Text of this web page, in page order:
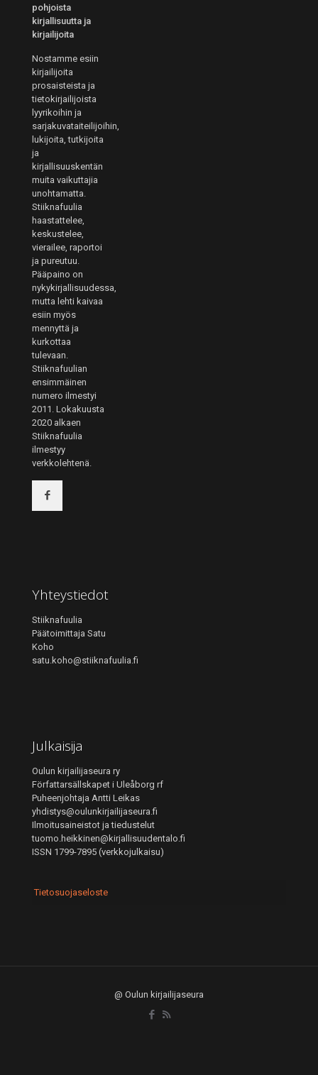
pohjoista
kirjallisuutta ja
kirjailijoita
Nostamme esiin
kirjailijoita
prosaisteista ja
tietokirjailijoista
lyyrikoihin ja
sarjakuvataiteilijoihin,
lukijoita, tutkijoita
ja
kirjallisuuskentän
muita vaikuttajia
unohtamatta.
Stiiknafuulia
haastattelee,
keskustelee,
vierailee, raportoi
ja pureutuu.
Pääpaino on
nykykirjallisuudessa,
mutta lehti kaivaa
esiin myös
mennyttä ja
kurkottaa
tulevaan.
Stiiknafuulian
ensimmäinen
numero ilmestyi
2011. Lokakuusta
2020 alkaen
Stiiknafuulia
ilmestyy
verkkolehtenä.
Yhteystiedot
Stiiknafuulia
Päätoimittaja Satu
Koho
satu.koho@stiiknafuulia.fi
Julkaisija
Oulun kirjailijaseura ry
Författarsällskapet i Uleåborg rf
Puheenjohtaja Antti Leikas
yhdistys@oulunkirjailijaseura.fi
Ilmoitusaineistot ja tiedustelut
tuomo.heikkinen@kirjallisuudentalo.fi
ISSN 1799-7895 (verkkojulkaisu)
Tietosuojaseloste
@ Oulun kirjailijaseura